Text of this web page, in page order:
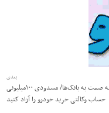
بعدی
نامه صمت به بانک‌ها/ مسدودی ۱۰۰میلیونی
حساب وکالتی خرید خودرو را آزاد کنید